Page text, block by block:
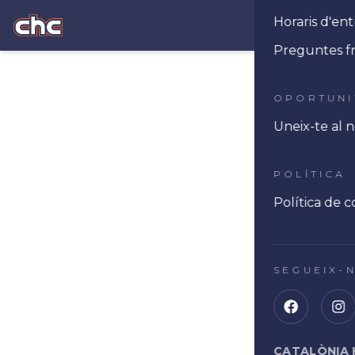
Horaris
Preguntes
Uneix-te al
POLÍTICA
Política de
SEGUEIX-
CATALÒNIA